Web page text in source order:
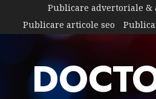
content
Publicare advertoriale &
Publicare articole seo